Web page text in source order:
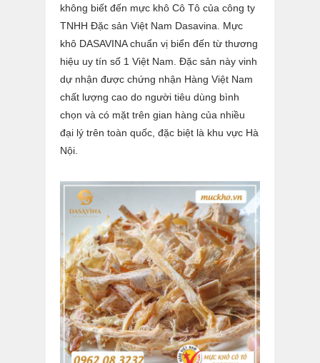
không biết đến mực khô Cô Tô của công ty
TNHH Đặc sản Việt Nam Dasavina. Mực
khô DASAVINA chuẩn vị biển đến từ thương
hiệu uy tín số 1 Việt Nam. Đặc sản này vinh
dự nhận được chứng nhận Hàng Việt Nam
chất lượng cao do người tiêu dùng bình
chọn và có mặt trên gian hàng của nhiều
đại lý trên toàn quốc, đặc biệt là khu vực Hà
Nội.